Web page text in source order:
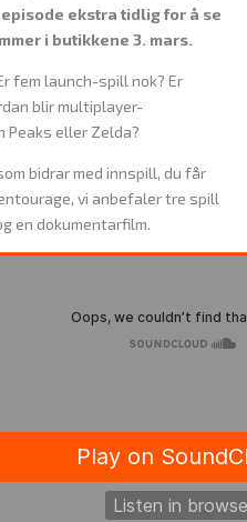
ekstra tidlig for å se
i butikkene 3. mars.
fem launch-spill nok? Er
blir multiplayer-
Peaks eller Zelda?
bidrar med innspill, du får
vi anbefaler tre spill
en dokumentarfilm.